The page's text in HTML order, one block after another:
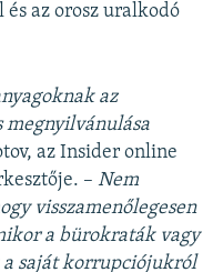
az orosz uralkodó
az
megnyilvánulása
az Insider online
– Nem
visszamenőlegesen
a bürokraták vagy
saját korrupciójukról